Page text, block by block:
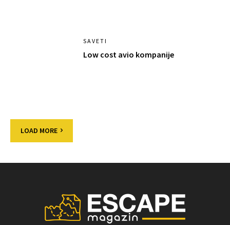
SAVETI
Low cost avio kompanije
LOAD MORE